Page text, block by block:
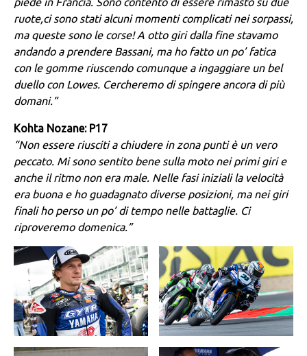
ruote,ci sono stati alcuni momenti complicati nei sorpassi,
ma queste sono le corse! A otto giri dalla fine stavamo
andando a prendere Bassani, ma ho fatto un po’ fatica
con le gomme riuscendo comunque a ingaggiare un bel
duello con Lowes. Cercheremo di spingere ancora di più
domani.”
Kohta Nozane: P17
“Non essere riusciti a chiudere in zona punti è un vero
peccato. Mi sono sentito bene sulla moto nei primi giri e
anche il ritmo non era male. Nelle fasi iniziali la velocità
era buona e ho guadagnato diverse posizioni, ma nei giri
finali ho perso un po’ di tempo nelle battaglie. Ci
riproveremo domenica.”